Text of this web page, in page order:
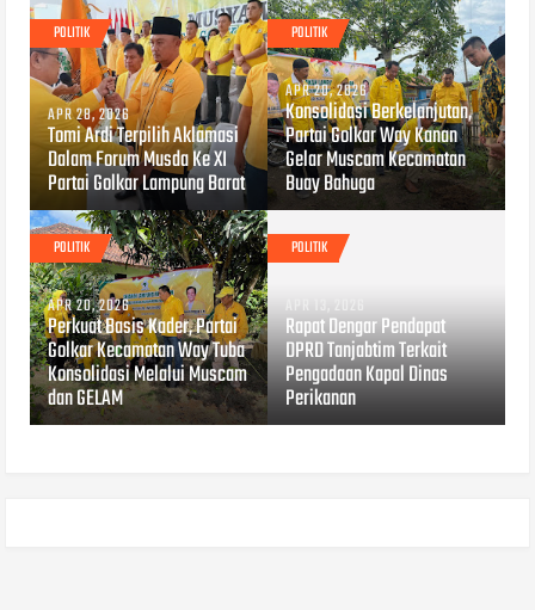
POLITIK
APR 28, 2026
Tomi Ardi Terpilih Aklamasi
Dalam Forum Musda Ke XI
Partai Golkar Lampung Barat
POLITIK
APR 20, 2026
Konsolidasi Berkelanjutan,
Partai Golkar Way Kanan
Gelar Muscam Kecamatan
Buay Bahuga
POLITIK
APR 20, 2026
Perkuat Basis Kader, Partai
Golkar Kecamatan Way Tuba
Konsolidasi Melalui Muscam
dan GELAM
POLITIK
APR 13, 2026
Rapat Dengar Pendapat
DPRD Tanjabtim Terkait
Pengadaan Kapal Dinas
Perikanan